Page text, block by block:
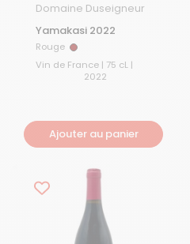
Domaine Duseigneur
Yamakasi 2022
Rouge Rouge
Vin de France | 75 cL |
2022
Ajouter au panier